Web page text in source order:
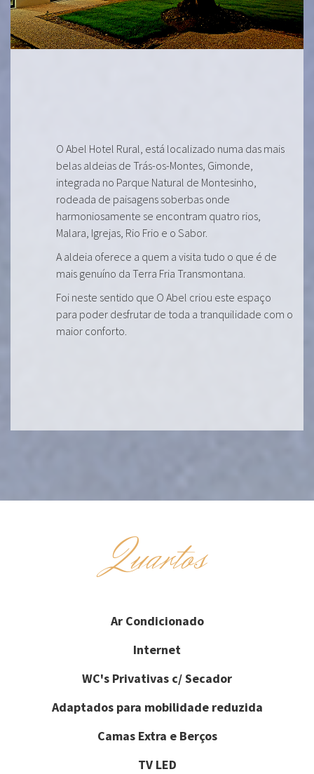
O Abel Hotel Rural, está localizado numa das mais
belas aldeias de Trás-os-Montes, Gimonde,
integrada no Parque Natural de Montesinho,
rodeada de paisagens soberbas onde
harmoniosamente se encontram quatro rios,
Malara, Igrejas, Rio Frio e o Sabor.
A aldeia oferece a quem a visita tudo o que é de
mais genuíno da Terra Fria Transmontana.
Foi neste sentido que O Abel criou este espaço
para poder desfrutar de toda a tranquilidade com o
maior conforto.
Quartos
Ar Condicionado
Internet
WC's Privativas c/ Secador
Adaptados para mobilidade reduzida
Camas Extra e Berços
TV LED